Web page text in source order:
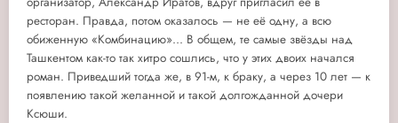
ресторан. Правда, потом оказалось — не её одну, а всю
обиженную «Комбинацию»... В общем, те самые звёзды над
Ташкентом как-то так хитро сошлись, что у этих двоих начался
роман. Приведший тогда же, в 91-м, к браку, а через 10 лет — к
появлению такой желанной и такой долгожданной дочери
Ксюши.